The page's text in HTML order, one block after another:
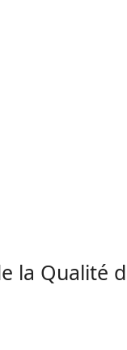
la Qualité